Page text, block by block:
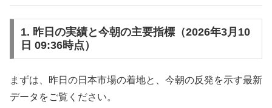
1. 昨日の実績と今朝の主要指標（2026年3月10
日 09:36時点）
まずは、昨日の日本市場の着地と、今朝の反発を示す最新
データをご覧ください。